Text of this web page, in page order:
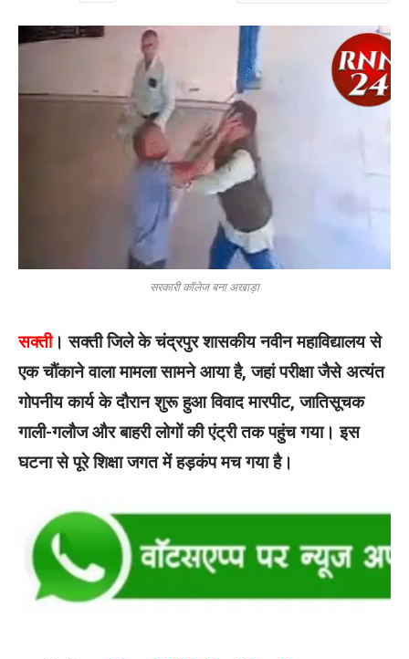
सरकारी कॉलेज बना अखाड़ा
सक्ती। सक्ती जिले के चंद्रपुर शासकीय नवीन महाविद्यालय से
एक चौंकाने वाला मामला सामने आया है, जहां परीक्षा जैसे अत्यंत
गोपनीय कार्य के दौरान शुरू हुआ विवाद मारपीट, जातिसूचक
गाली-गलौज और बाहरी लोगों की एंट्री तक पहुंच गया। इस
घटना से पूरे शिक्षा जगत में हड़कंप मच गया है।